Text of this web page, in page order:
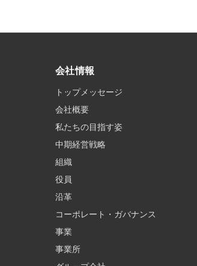
会社情報
トップメッセージ
会社概要
私たちの目指す姿
中期経営戦略
組織
役員
沿革
コーポレート・ガバナンス
事業
事業所